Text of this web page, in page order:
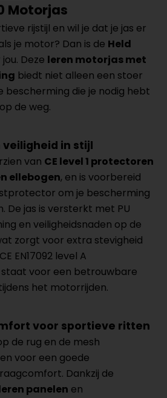
Motorjas
rijstijl en wil je dat je jas er
je motor? Dan is de Held
Deze leren motorjas met
biedt niet alleen een stoer
bescherming die je nodig hebt
de weg.
in stijl
van CE level 1 protectoren
ellebogen, en is voorbereid
om je bescherming
De jas is versterkt met PU
en veiligheidsnaden op de
zorgt voor extra stevigheid
EN17092 level A
voor een betrouwbare
het motorrijden.
voor sportieve ritten
de rug en de mesh
voor een goede
Dankzij de
panelen en